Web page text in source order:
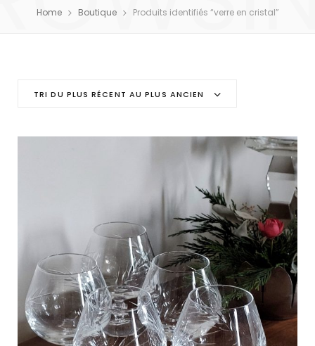
t
Home Boutique Produits identifiés “verre en cristal”
TRI DU PLUS RÉCENT AU PLUS ANCIEN